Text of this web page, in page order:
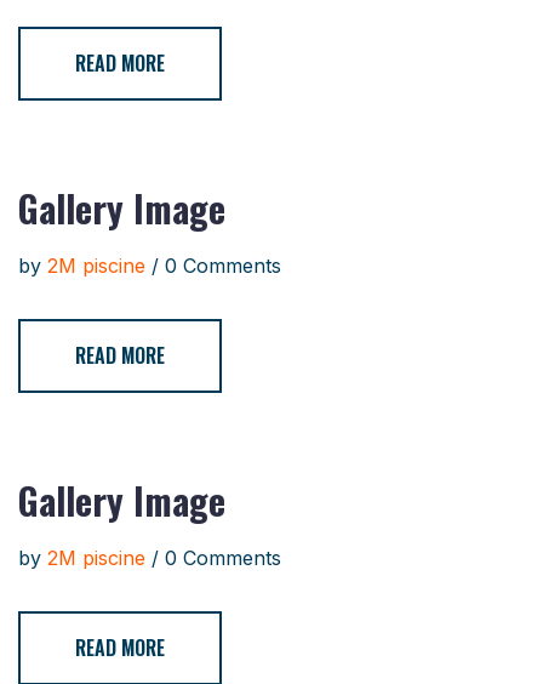
READ MORE
Gallery Image
by 2M piscine / 0 Comments
READ MORE
Gallery Image
by 2M piscine / 0 Comments
READ MORE